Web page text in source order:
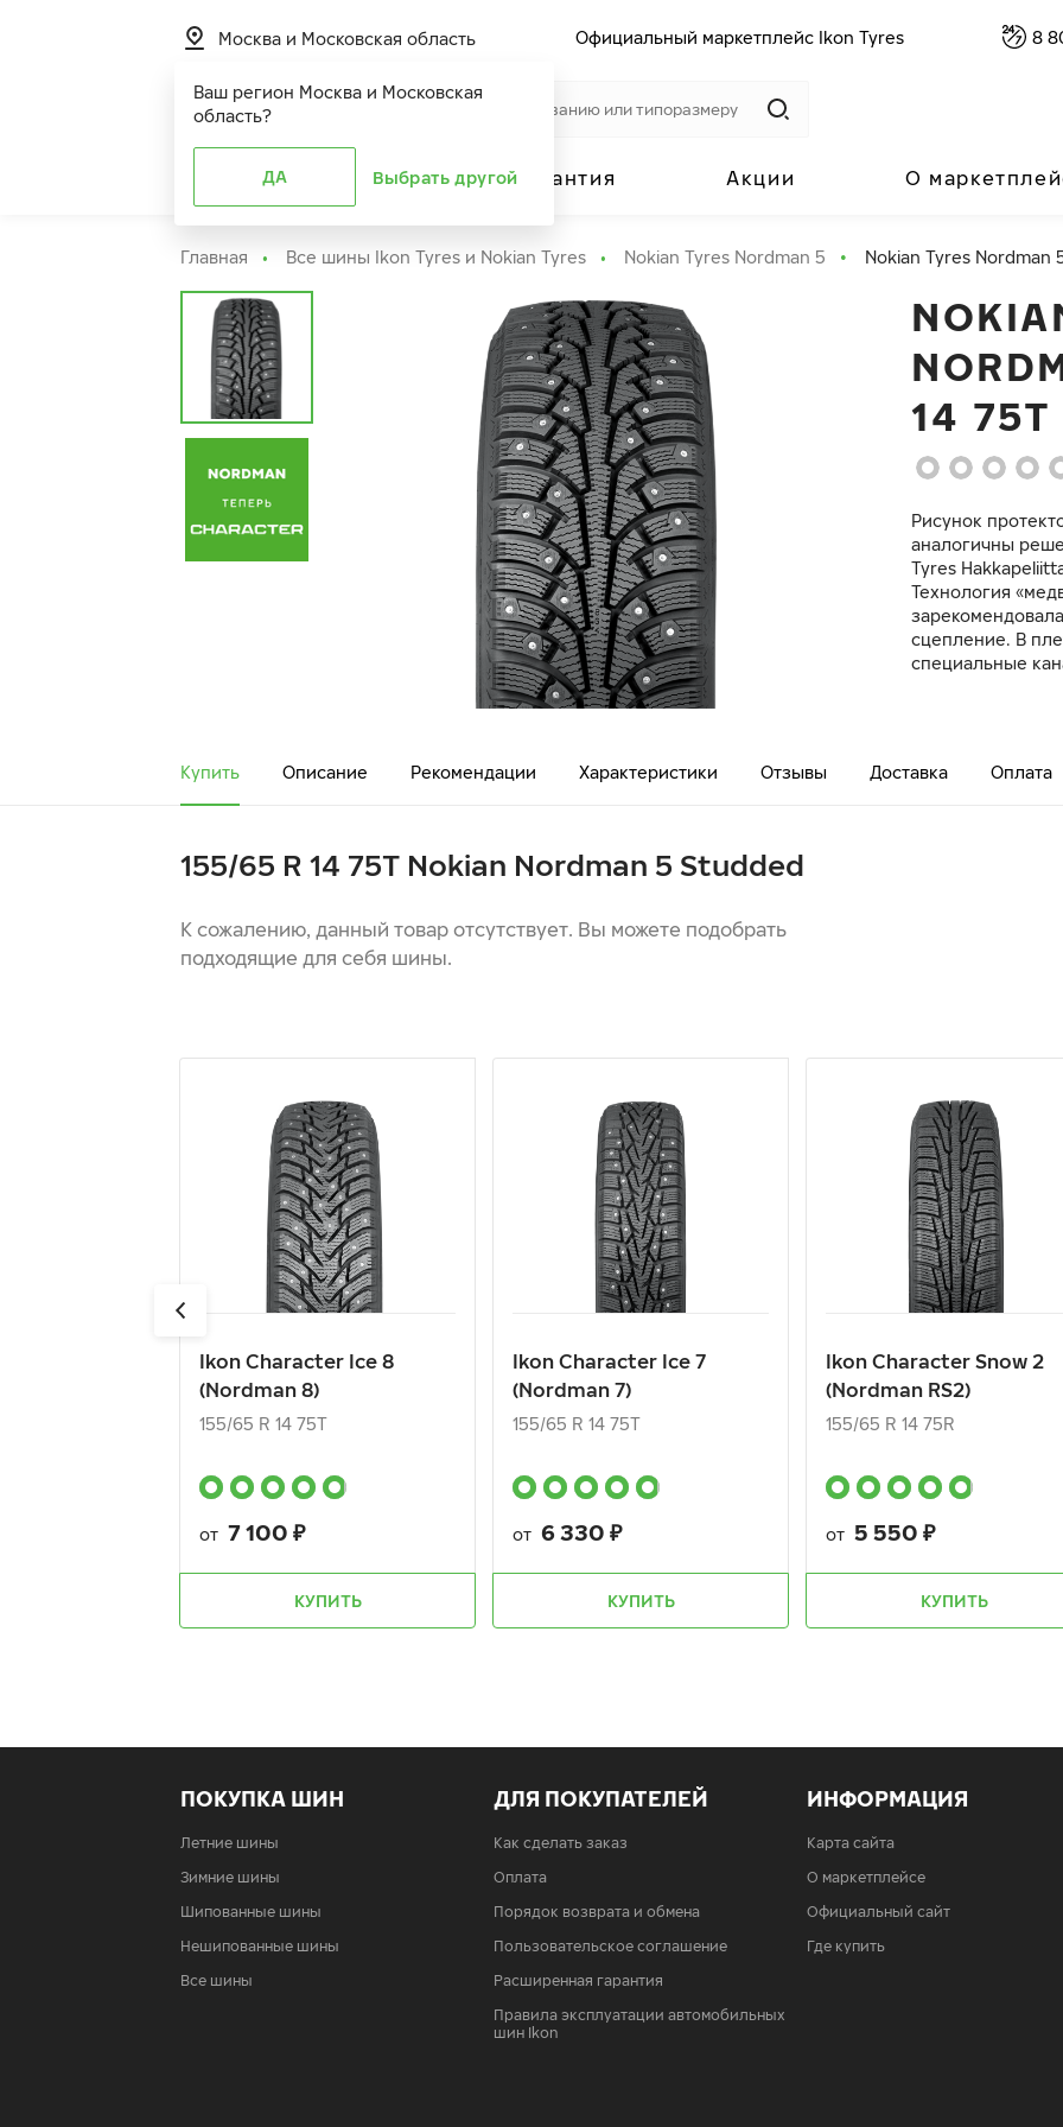
Ваш регион Москва и Московская
область?
ДА Выбрать другой
Москва и Московская область Официальный маркетплейс Ikon Tyres 8
Расширенная гарантия Акции О
Главная Все шины Ikon Tyres и Nokian Tyres Nokian Tyres Nordman 5 Nokian Tyres Nordman
14 75T
Рисунок
аналогичны
Tyres
Технология
сцепление. В
специальные
Купить Описание Рекомендации Характеристики Отзывы Доставка Оплата
155/65 R 14 75T Nokian Nordman 5 Studded
К сожалению, данный товар отсутствует. Вы можете подобрать
подходящие для себя шины.
Ikon Character Ice 8
(Nordman 8)
155/65 R 14 75T
от 7 100 ₽
КУПИТЬ
Ikon Character Ice 7
(Nordman 7)
155/65 R 14 75T
от 6 330 ₽
КУПИТЬ
Ikon Character Snow 2
(Nordman RS2)
155/65 R 14 75R
от 5 550 ₽
КУПИТЬ
Ikon Character Ice 8
(Nordman 8)
155/65 R 14 75T
КУПИТЬ
Ikon Character Ice 7
(Nordman 7)
155/65 R 14 75T
КУПИТЬ
Ikon Character Snow 2
(Nordman RS2)
155/65 R 14 75R
КУПИТЬ
ПОКУПКА ШИН
Летние шины
Зимние шины
Шипованные шины
Нешипованные шины
Все шины
ДЛЯ ПОКУПАТЕЛЕЙ
Как сделать заказ
Оплата
Порядок возврата и обмена
Пользовательское соглашение
Расширенная гарантия
Правила эксплуатации автомобильных
шин Ikon
ИНФОРМАЦИЯ
Карта сайта
О маркетплейсе
Официальный сайт
Где купить